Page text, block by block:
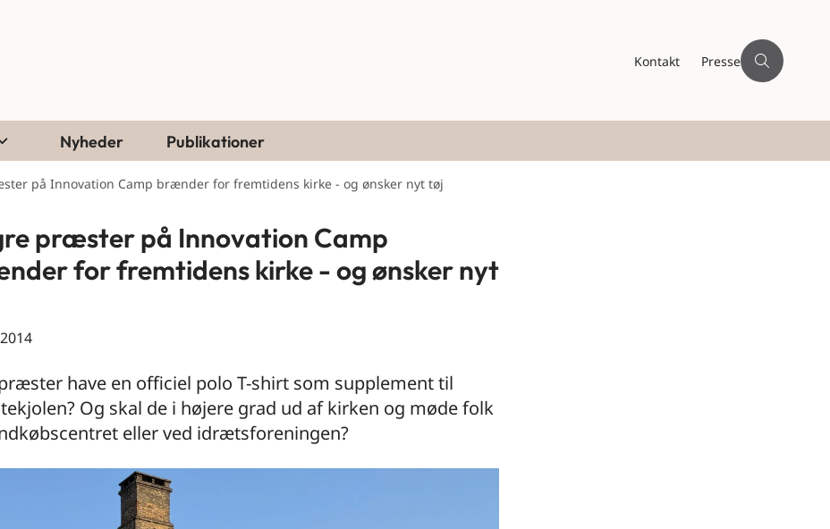
Kontakt Presse
Nyheder Publikationer
på Innovation Camp brænder for fremtidens kirke - og ønsker nyt tøj
præster på Innovation Camp
for fremtidens kirke - og ønsker nyt
have en officiel polo T-shirt som supplement til
Og skal de i højere grad ud af kirken og møde folk
eller ved idrætsforeningen?